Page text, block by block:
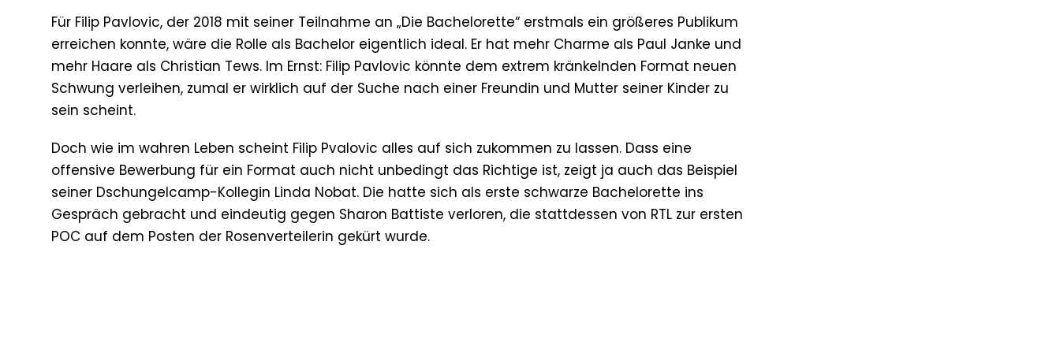
Für Filip Pavlovic, der 2018 mit seiner Teilnahme an „Die Bachelorette“ erstmals ein größeres Publikum
erreichen konnte, wäre die Rolle als Bachelor eigentlich ideal. Er hat mehr Charme als Paul Janke und
mehr Haare als Christian Tews. Im Ernst: Filip Pavlovic könnte dem extrem kränkelnden Format neuen
Schwung verleihen, zumal er wirklich auf der Suche nach einer Freundin und Mutter seiner Kinder zu
sein scheint.
Doch wie im wahren Leben scheint Filip Pvalovic alles auf sich zukommen zu lassen. Dass eine
offensive Bewerbung für ein Format auch nicht unbedingt das Richtige ist, zeigt ja auch das Beispiel
seiner Dschungelcamp-Kollegin Linda Nobat. Die hatte sich als erste schwarze Bachelorette ins
Gespräch gebracht und eindeutig gegen Sharon Battiste verloren, die stattdessen von RTL zur ersten
POC auf dem Posten der Rosenverteilerin gekürt wurde.